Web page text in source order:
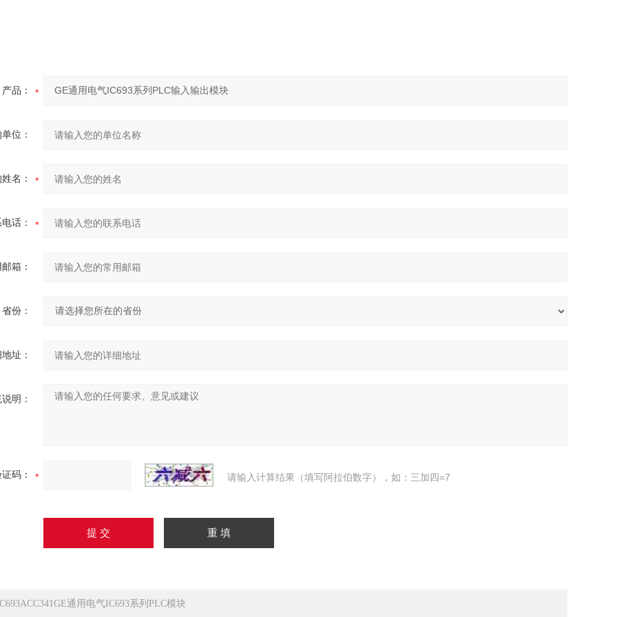
产品：
位：
名：
话：
箱：
省份：
址：
明：
码： 请输入计算结果（填写阿拉伯数字），如：三加四=7
通用电气IC693系列PLC模块